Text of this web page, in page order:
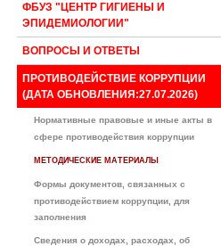
ФБУЗ "ЦЕНТР ГИГИЕНЫ И
ЭПИДЕМИОЛОГИИ"
ВОПРОСЫ И ОТВЕТЫ
ПРОТИВОДЕЙСТВИЕ КОРРУПЦИИ
(ДАТА ОБНОВЛЕНИЯ:27.07.2026)
Нормативные правовые и иные акты в
сфере противодействия коррупции
МЕТОДИЧЕСКИЕ МАТЕРИАЛЫ
Формы документов, связанных с
противодействием коррупции, для
заполнения
Сведения о доходах, расходах, об